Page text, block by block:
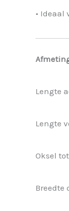
• Ideaal
Lengte
Lengte
Oksel
Breedte